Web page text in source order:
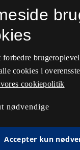
cookies i
vores cookiepolitik
nødvendige
Accepter kun